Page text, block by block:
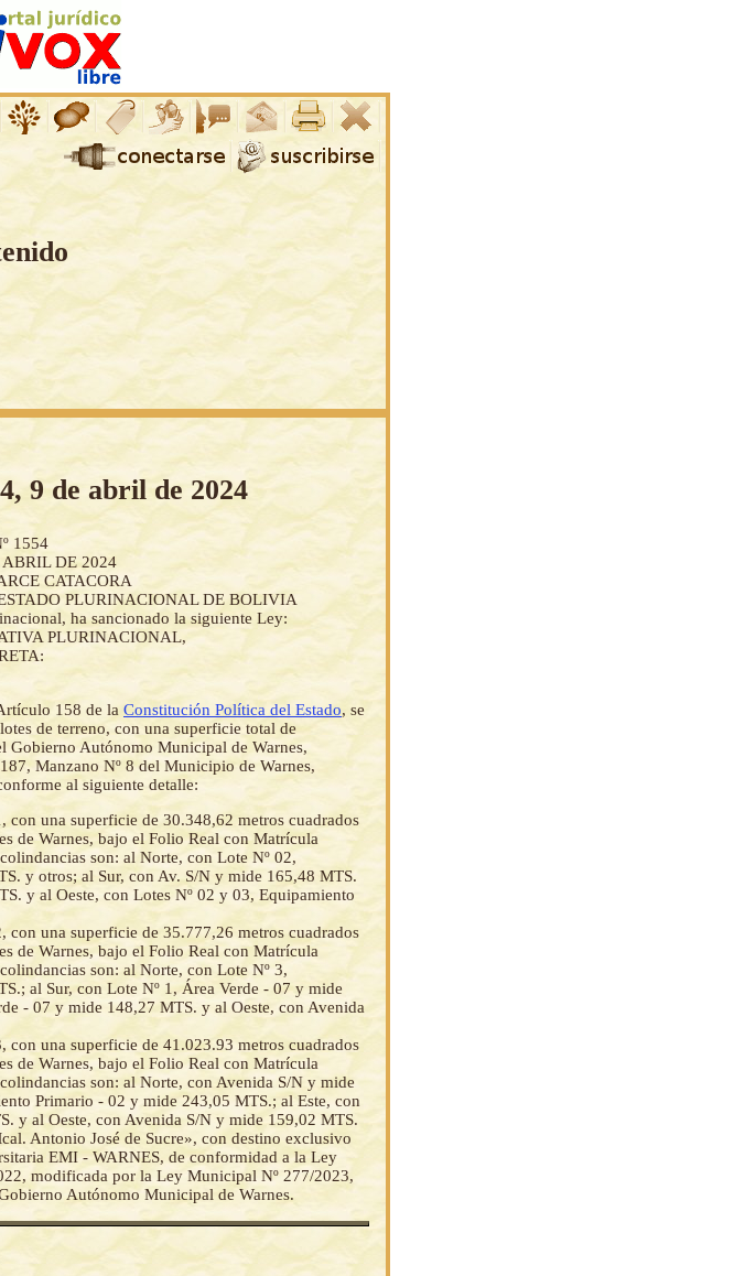
9 de abril de 2024
1554
DE 2024
CATACORA
PLURINACIONAL DE BOLIVIA
ha sancionado la siguiente Ley:
PLURINACIONAL,
158 de la Constitución Política del Estado, se
de terreno, con una superficie total de
Gobierno Autónomo Municipal de Warnes,
Manzano Nº 8 del Municipio de Warnes,
al siguiente detalle:
una superficie de 30.348,62 metros cuadrados
de Warnes, bajo el Folio Real con Matrícula
son: al Norte, con Lote Nº 02,
y otros; al Sur, con Av. S/N y mide 165,48 MTS.
y al Oeste, con Lotes Nº 02 y 03, Equipamiento
una superficie de 35.777,26 metros cuadrados
de Warnes, bajo el Folio Real con Matrícula
son: al Norte, con Lote Nº 3,
al Sur, con Lote Nº 1, Área Verde - 07 y mide
- 07 y mide 148,27 MTS. y al Oeste, con Avenida
una superficie de 41.023.93 metros cuadrados
de Warnes, bajo el Folio Real con Matrícula
son: al Norte, con Avenida S/N y mide
Primario - 02 y mide 243,05 MTS.; al Este, con
y al Oeste, con Avenida S/N y mide 159,02 MTS.
Antonio José de Sucre», con destino exclusivo
EMI - WARNES, de conformidad a la Ley
modificada por la Ley Municipal Nº 277/2023,
Autónomo Municipal de Warnes.